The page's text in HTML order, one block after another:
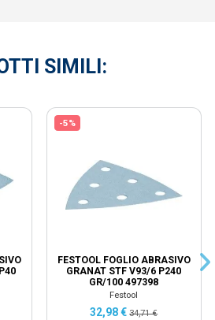
SIMILI:
-5%
FESTOOL FOGLIO ABRASIVO
GRANAT STF V93/6 P240
GR/100 497398
Festool
32,98 €34,71 €